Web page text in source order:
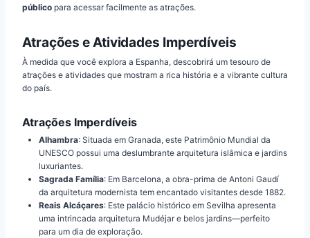
público para acessar facilmente as atrações.
Atrações e Atividades Imperdíveis
À medida que você explora a Espanha, descobrirá um tesouro de
atrações e atividades que mostram a rica história e a vibrante cultura
do país.
Atrações Imperdíveis
Alhambra: Situada em Granada, este Patrimônio Mundial da
UNESCO possui uma deslumbrante arquitetura islâmica e jardins
luxuriantes.
Sagrada Família: Em Barcelona, a obra-prima de Antoni Gaudí
da arquitetura modernista tem encantado visitantes desde 1882.
Reais Alcáçares: Este palácio histórico em Sevilha apresenta
uma intrincada arquitetura Mudéjar e belos jardins—perfeito
para um dia de exploração.